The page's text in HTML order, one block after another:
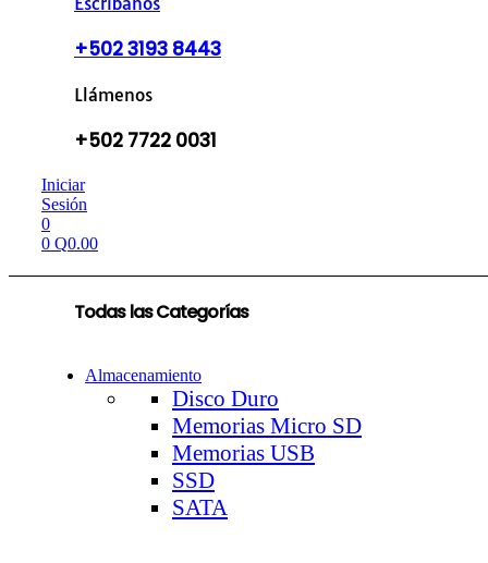
+502 3193 8443
Llámenos
+502 7722 0031
Iniciar
Sesión
0
0 Q0.00
Todas las Categorías
Almacenamiento
Disco Duro
Memorias Micro SD
Memorias USB
SSD
SATA